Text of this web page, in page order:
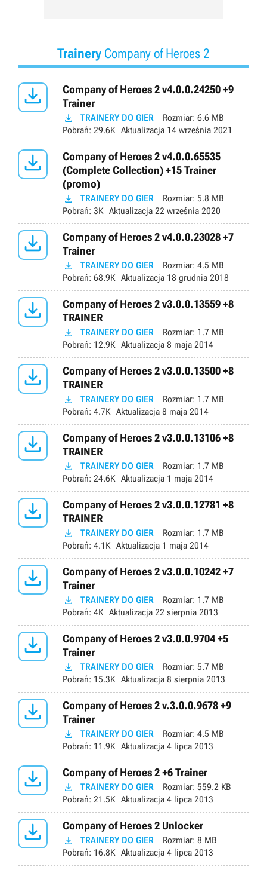
Trainery Company of Heroes 2

Company of Heroes 2 v4.0.0.24250 +9
Trainer
 TRAINERY DO GIER Rozmiar: 6.6 MB
Pobrań: 29.6K Aktualizacja 14 września 2021

Company of Heroes 2 v4.0.0.65535
(Complete Collection) +15 Trainer
(promo)
 TRAINERY DO GIER Rozmiar: 5.8 MB
Pobrań: 3K Aktualizacja 22 września 2020

Company of Heroes 2 v4.0.0.23028 +7
Trainer
 TRAINERY DO GIER Rozmiar: 4.5 MB
Pobrań: 68.9K Aktualizacja 18 grudnia 2018

Company of Heroes 2 v3.0.0.13559 +8
TRAINER
 TRAINERY DO GIER Rozmiar: 1.7 MB
Pobrań: 12.9K Aktualizacja 8 maja 2014

Company of Heroes 2 v3.0.0.13500 +8
TRAINER
 TRAINERY DO GIER Rozmiar: 1.7 MB
Pobrań: 4.7K Aktualizacja 8 maja 2014

Company of Heroes 2 v3.0.0.13106 +8
TRAINER
 TRAINERY DO GIER Rozmiar: 1.7 MB
Pobrań: 24.6K Aktualizacja 1 maja 2014

Company of Heroes 2 v3.0.0.12781 +8
TRAINER
 TRAINERY DO GIER Rozmiar: 1.7 MB
Pobrań: 4.1K Aktualizacja 1 maja 2014

Company of Heroes 2 v3.0.0.10242 +7
Trainer
 TRAINERY DO GIER Rozmiar: 1.7 MB
Pobrań: 4K Aktualizacja 22 sierpnia 2013

Company of Heroes 2 v3.0.0.9704 +5
Trainer
 TRAINERY DO GIER Rozmiar: 5.7 MB
Pobrań: 15.3K Aktualizacja 8 sierpnia 2013

Company of Heroes 2 v.3.0.0.9678 +9
Trainer
 TRAINERY DO GIER Rozmiar: 4.5 MB
Pobrań: 11.9K Aktualizacja 4 lipca 2013
 Company of Heroes 2 +6 Trainer
 TRAINERY DO GIER Rozmiar: 559.2 KB
Pobrań: 21.5K Aktualizacja 4 lipca 2013
 Company of Heroes 2 Unlocker
 TRAINERY DO GIER Rozmiar: 8 MB
Pobrań: 16.8K Aktualizacja 4 lipca 2013